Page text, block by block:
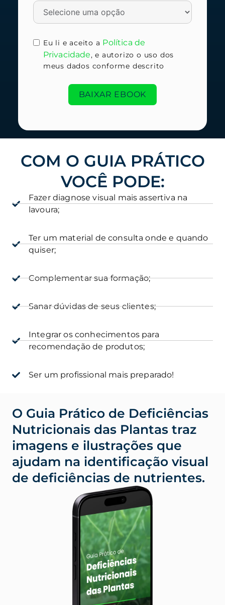
Eu li e aceito a Política de
Privacidade, e autorizo o uso dos
meus dados conforme descrito
BAIXAR EBOOK
COM O GUIA PRÁTICO
VOCÊ PODE:
Fazer diagnose visual mais assertiva na
lavoura;
Ter um material de consulta onde e quando
quiser;
Complementar sua formação;
Sanar dúvidas de seus clientes;
Integrar os conhecimentos para
recomendação de produtos;
Ser um profissional mais preparado!
O Guia Prático de Deficiências
Nutricionais das Plantas traz
imagens e ilustrações que
ajudam na identificação visual
de deficiências de nutrientes.